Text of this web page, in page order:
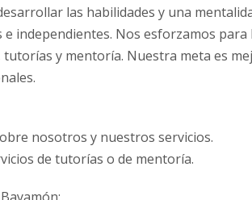
las habilidades y una
independientes. Nos esforzamos
y mentoría. Nuestra meta es
nosotros y nuestros servicios.
de tutorías o de mentoría.